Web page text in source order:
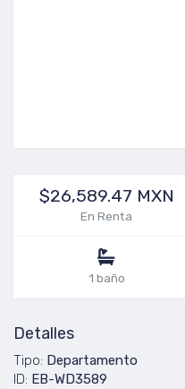
$26,589.47 MXN
En Renta
1 baño
Detalles
Tipo: Departamento
ID: EB-WD3589